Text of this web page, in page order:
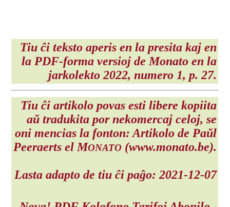
Tiu ĉi teksto aperis en la presita kaj en
la PDF-forma versioj de Monato en la
jarkolekto 2022, numero 1, p. 27.
Tiu ĉi artikolo povas esti libere kopiita
aŭ tradukita por nekomercaj celoj, se
oni mencias la fonton: Artikolo de Paŭl
Peeraerts el MONATO (www.monato.be).
Lasta adapto de tiu ĉi paĝo: 2021-12-07